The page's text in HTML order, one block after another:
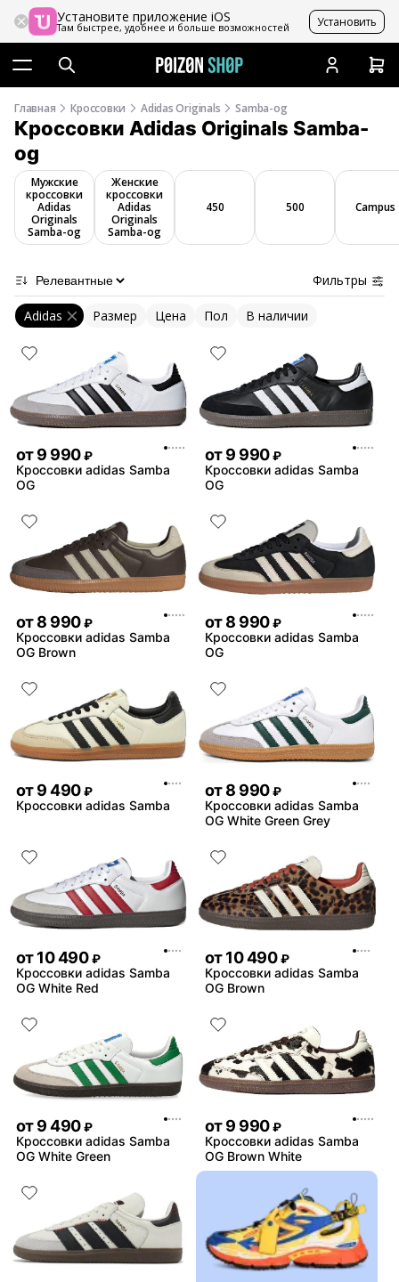
Установите приложение iOS
Там быстрее, удобнее и больше возможностей Установить
Главная Кроссовки Adidas Originals Samba-og
Кроссовки Adidas Originals Samba-
og
Мужские
кроссовки
Adidas
Originals
Samba-og
Женские
кроссовки
Adidas
Originals
Samba-og
450 500 Campus
Фильтры
Размер Цена Пол
Adidas В наличии
от9 990 ₽
Кроссовки adidas Samba
OG
от9 990 ₽
Кроссовки adidas Samba
OG
от8 990 ₽
Кроссовки adidas Samba
OG Brown
от8 990 ₽
Кроссовки adidas Samba
OG
от9 490 ₽
Кроссовки adidas Samba
от8 990 ₽
Кроссовки adidas Samba
OG White Green Grey
от10 490 ₽
Кроссовки adidas Samba
OG White Red
от10 490 ₽
Кроссовки adidas Samba
OG Brown
от9 490 ₽
Кроссовки adidas Samba
OG White Green
от9 990 ₽
Кроссовки adidas Samba
OG Brown White